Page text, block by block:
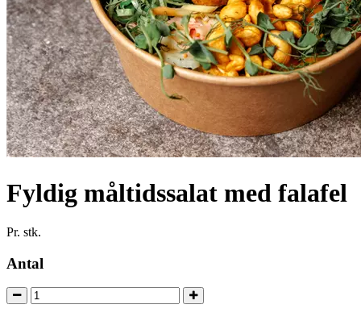
Fyldig måltidssalat med falafel
Pr. stk.
Antal